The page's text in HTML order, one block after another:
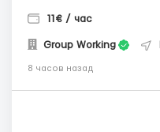
11€ / час
Group Working
8 часов назад